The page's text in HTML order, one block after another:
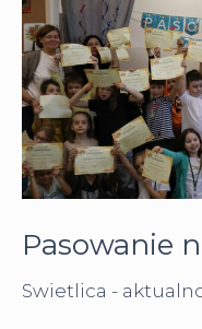
Pasowanie
Swietlica -